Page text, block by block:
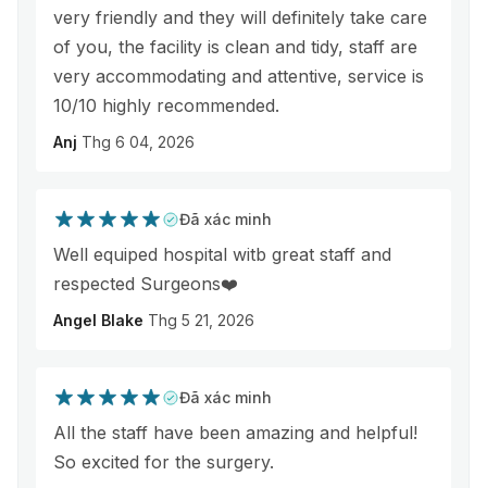
very friendly and they will definitely take care
of you, the facility is clean and tidy, staff are
very accommodating and attentive, service is
10/10 highly recommended.
Anj Thg 6 04, 2026
Đã xác minh
Well equiped hospital witb great staff and
respected Surgeons❤️
Angel Blake Thg 5 21, 2026
Đã xác minh
All the staff have been amazing and helpful!
So excited for the surgery.